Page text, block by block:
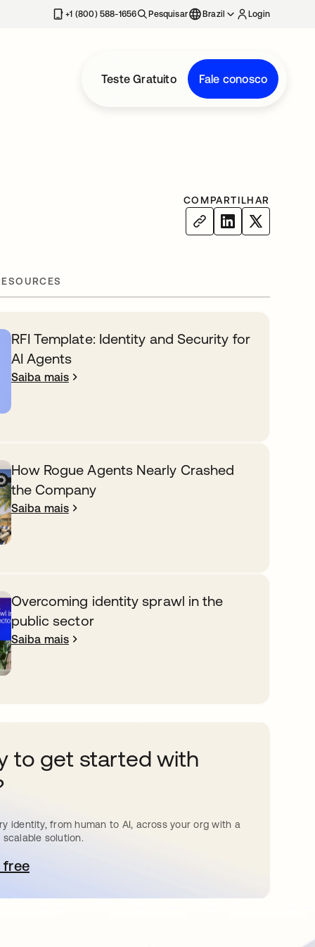
+1 (800) 588-1656 Pesquisar Brazil Login
Teste Gratuito Fale conosco
COMPARTILHAR
RFI Template: Identity and Security for
AI Agents
Saiba mais
How Rogue Agents Nearly Crashed
the Company
Saiba mais
Overcoming identity sprawl in the
public sector
Saiba mais
to get started with
identity, from human to AI, across your org with a
solution.
freeem uma nova guia